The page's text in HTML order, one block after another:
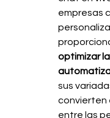
empresas
optimizar
sus
convierten
entre las